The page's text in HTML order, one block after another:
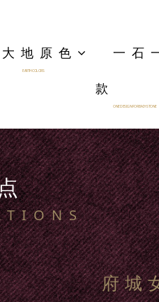
大地原色
EARTH COLORS
一石
款
ONE DESIGN FOR EACH STONE
府城